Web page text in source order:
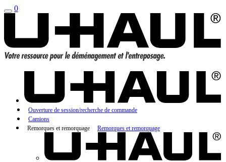
0
Ouverture de session/recherche de commande
Camions
Remorques et remorquage
Remorques et remorquage